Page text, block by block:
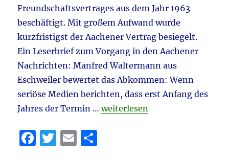
Freundschaftsvertrages aus dem Jahr 1963
beschäftigt. Mit großem Aufwand wurde
kurzfristigst der Aachener Vertrag besiegelt.
Ein Leserbrief zum Vorgang in den Aachener
Nachrichten: Manfred Waltermann aus
Eschweiler bewertet das Abkommen: Wenn
seriöse Medien berichten, dass erst Anfang des
Jahres der Termin …„Der Vertrag von Aachen“
weiterlesen
F
T
E